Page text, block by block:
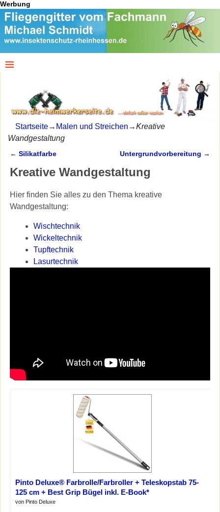
Werbung
Startseite→ Malen und Streichen →Kreative
Wandgestaltung
← Silikatfarbe Untergrundvorbereitung →
Kreative Wandgestaltung
Hier finden Sie alles zu den Thema kreative
Wandgestaltung:
Wischtechnik
Wickeltechnik
Tupftechnik
Lasurtechnik
Pinto Deluxe® Farbrolle/Farbroller + Teleskopstab 75-
125 cm + Best Grip Bügel inkl. E-Book*
von Pinto Deluxe